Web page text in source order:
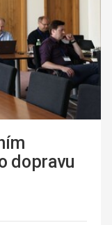
dopravu